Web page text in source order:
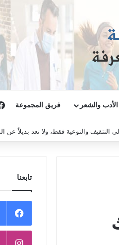
الأدب والشعر فريق المجموعة
التثقيف والتوعية فقط، ولا تعد بديلاً
تابعنا